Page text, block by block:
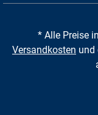
* Alle Preise
Versandkosten und